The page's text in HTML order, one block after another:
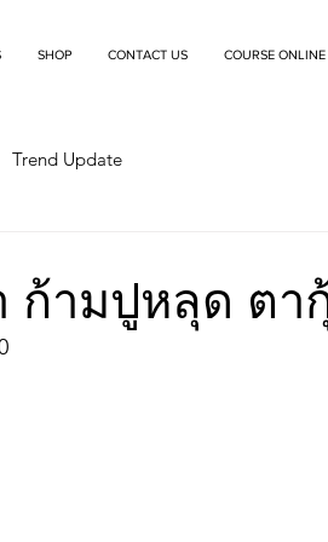
SHOP CONTACT US COURSE ONLINE
Trend Update
ก้ามปูหลุด ตา